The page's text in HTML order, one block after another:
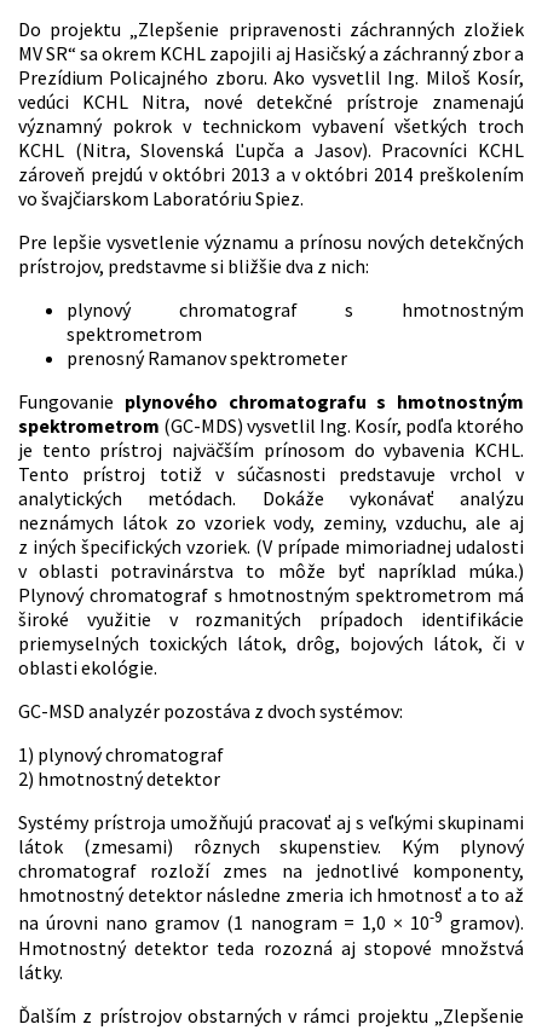
Do projektu „Zlepšenie pripravenosti záchranných zložiek
MV SR“ sa okrem KCHL zapojili aj Hasičský a záchranný zbor a
Prezídium Policajného zboru. Ako vysvetlil Ing. Miloš Kosír,
vedúci KCHL Nitra, nové detekčné prístroje znamenajú
významný pokrok v technickom vybavení všetkých troch
KCHL (Nitra, Slovenská Ľupča a Jasov). Pracovníci KCHL
zároveň prejdú v októbri 2013 a v októbri 2014 preškolením
vo švajčiarskom Laboratóriu Spiez.
Pre lepšie vysvetlenie významu a prínosu nových detekčných
prístrojov, predstavme si bližšie dva z nich:
plynový chromatograf s hmotnostným
spektrometrom
prenosný Ramanov spektrometer
Fungovanie plynového chromatografu s hmotnostným
spektrometrom (GC-MDS) vysvetlil Ing. Kosír, podľa ktorého
je tento prístroj najväčším prínosom do vybavenia KCHL.
Tento prístroj totiž v súčasnosti predstavuje vrchol v
analytických metódach. Dokáže vykonávať analýzu
neznámych látok zo vzoriek vody, zeminy, vzduchu, ale aj
z iných špecifických vzoriek. (V prípade mimoriadnej udalosti
v oblasti potravinárstva to môže byť napríklad múka.)
Plynový chromatograf s hmotnostným spektrometrom má
široké využitie v rozmanitých prípadoch identifikácie
priemyselných toxických látok, drôg, bojových látok, či v
oblasti ekológie.
GC-MSD analyzér pozostáva z dvoch systémov:
1) plynový chromatograf
2) hmotnostný detektor
Systémy prístroja umožňujú pracovať aj s veľkými skupinami
látok (zmesami) rôznych skupenstiev. Kým plynový
chromatograf rozloží zmes na jednotlivé komponenty,
hmotnostný detektor následne zmeria ich hmotnosť a to až
na úrovni nano gramov (1 nanogram = 1,0 × 10-9 gramov).
Hmotnostný detektor teda rozozná aj stopové množstvá
látky.
Ďalším z prístrojov obstarných v rámci projektu „Zlepšenie